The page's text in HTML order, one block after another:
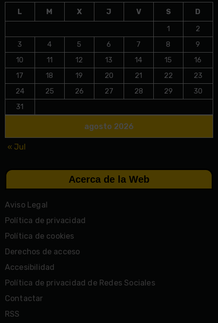
agosto 2026
L M X J V S
D
1
2
3
4 5 6 7 8
9
10
11 12 13 14 15
16
17
18 19 20 21 22
23
24
25 26 27 28 29
30
31
« Jul
Acerca de la Web
Aviso Legal
Política de privacidad
Política de cookies
Derechos de acceso
Accesibilidad
Política de privacidad de Redes Sociales
Contactar
RSS